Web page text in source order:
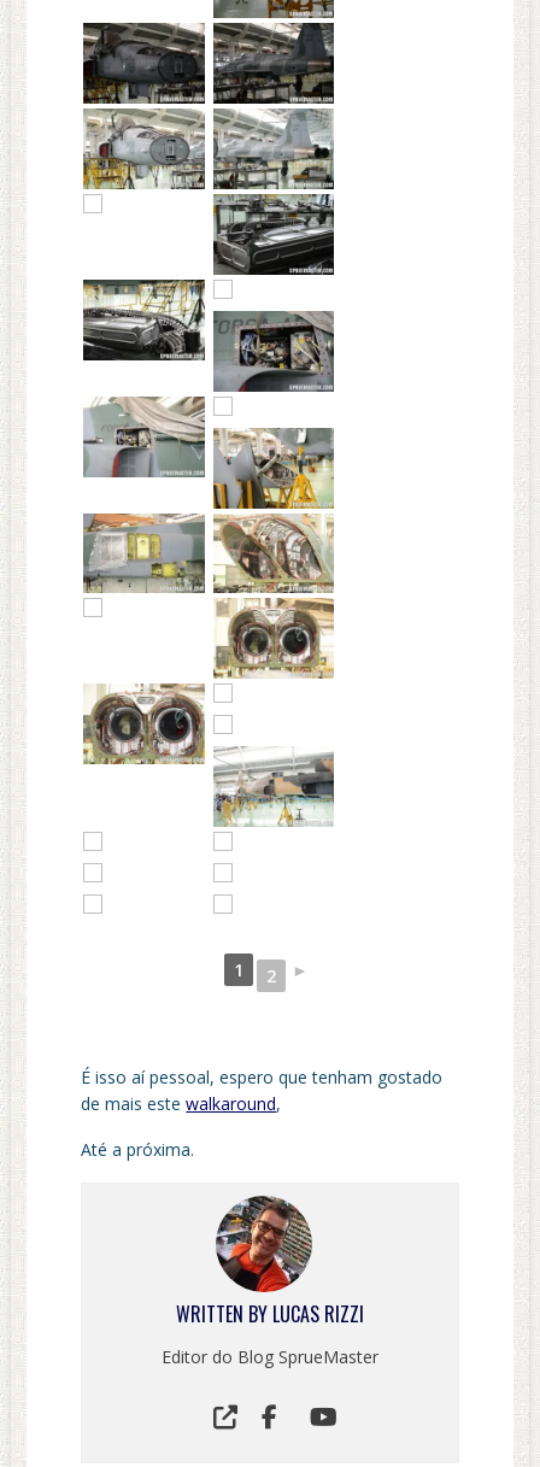
1 2 ►
É isso aí pessoal, espero que tenham gostado
de mais estewalkaround,
Até a próxima.
WRITTEN BY LUCAS RIZZI
Editor do Blog SprueMaster